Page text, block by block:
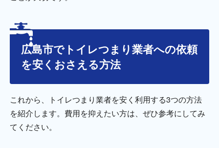
広島市でトイレつまり業者への依頼
を安くおさえる方法
これから、トイレつまり業者を安く利用する3つの方法
を紹介します。費用を抑えたい方は、ぜひ参考にしてみ
てください。